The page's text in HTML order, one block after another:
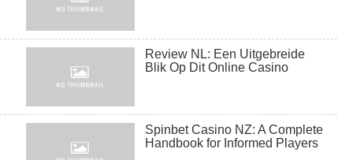
Review NL: Een Uitgebreide
Blik Op Dit Online Casino
Spinbet Casino NZ: A Complete
Handbook for Informed Players
biển chữ alu